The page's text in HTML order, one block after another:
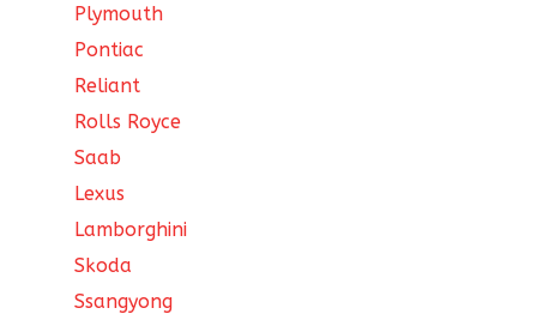
Plymouth
Pontiac
Reliant
Rolls Royce
Saab
Lexus
Lamborghini
Skoda
Ssangyong